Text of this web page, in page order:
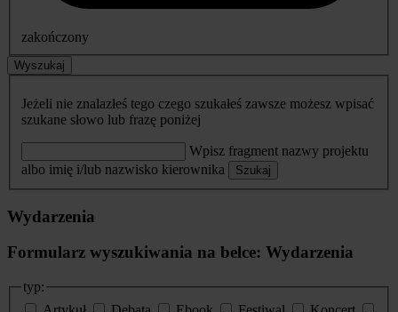
zakończony
Wyszukaj
Jeżeli nie znalazłeś tego czego szukałeś zawsze możesz wpisać
szukane słowo lub frazę poniżej
Wpisz fragment nazwy projektu
albo imię i/lub nazwisko kierownika
Szukaj
Wydarzenia
Formularz wyszukiwania na belce: Wydarzenia
typ: